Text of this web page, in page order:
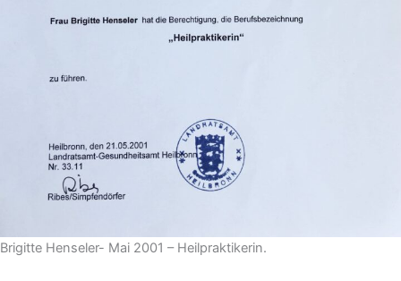
Brigitte Henseler- Mai 2001 – Heilpraktikerin.